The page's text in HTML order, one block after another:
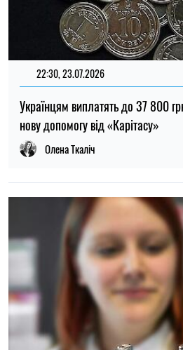
22:00, 23.07.2026
Вчені знайшли спосіб виявляти 90
Олена Расенко